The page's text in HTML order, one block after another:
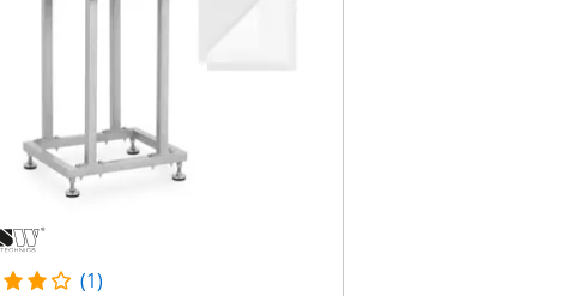
(1)